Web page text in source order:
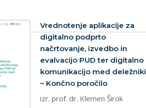
dokument
Vrednotenje aplikacije za
digitalno podprto
načrtovanje, izvedbo in
evalvacijo PUD ter digitalno
komunikacijo med deležniki
– Končno poročilo
izr. prof. dr. Klemen Širok